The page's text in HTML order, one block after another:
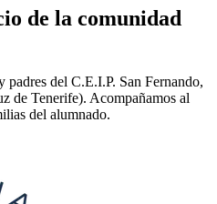
de la comunidad
padres del C.E.I.P. San Fernando,
de Tenerife). Acompañamos al
del alumnado.